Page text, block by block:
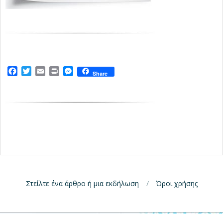
Facebook
TwitterEmailPrintMessenger
Share
Στείλτε ένα άρθρο ή μια εκδήλωση Όροι χρήσης